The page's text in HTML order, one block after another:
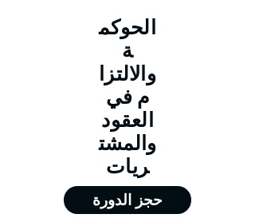
الحوكم
ة
والالتزا
م في
العقود
والمشت
ريات
حجز الدورة